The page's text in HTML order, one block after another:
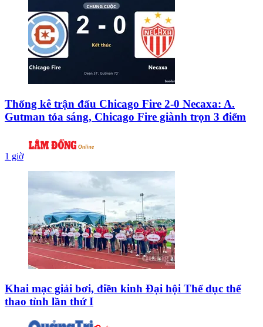
Thống kê trận đấu Chicago Fire 2-0 Necaxa: A.
Gutman tỏa sáng, Chicago Fire giành trọn 3 điểm
1 giờ
Khai mạc giải bơi, điền kinh Đại hội Thể dục thể
thao tỉnh lần thứ I